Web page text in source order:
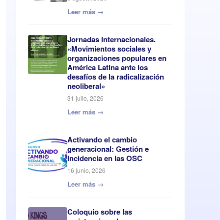
Leer más →
Jornadas Internacionales.
«Movimientos sociales y
organizaciones populares en
América Latina ante los
desafíos de la radicalización
neoliberal»
31 julio, 2026
Leer más →
Activando el cambio
generacional: Gestión e
Incidencia en las OSC
16 junio, 2026
Leer más →
Coloquio sobre las